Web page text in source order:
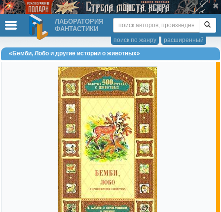
ЛАБОРАТОРИЯ
ФАНТАСТИКИ
расширенный
поиск по жанру
«Бемби, Лобо и другие истории о животных»